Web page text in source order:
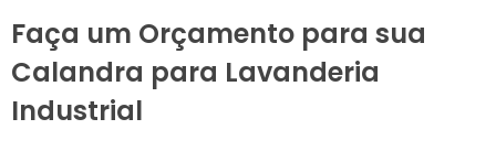
Faça um Orçamento para sua
Calandra para Lavanderia
Industrial